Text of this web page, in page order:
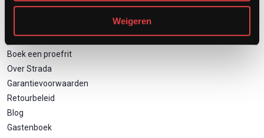
Weigeren
Contact
Boek een proefrit
Over Strada
Garantievoorwaarden
Retourbeleid
Blog
Gastenboek